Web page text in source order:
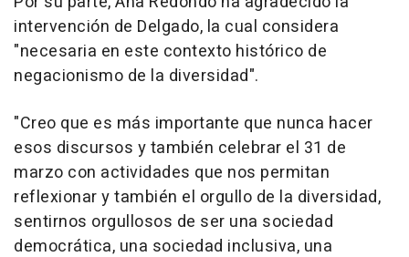
intervención de Delgado, la cual considera
"necesaria en este contexto histórico de
negacionismo de la diversidad".
"Creo que es más importante que nunca hacer
esos discursos y también celebrar el 31 de
marzo con actividades que nos permitan
reflexionar y también el orgullo de la diversidad,
sentirnos orgullosos de ser una sociedad
democrática, una sociedad inclusiva, una